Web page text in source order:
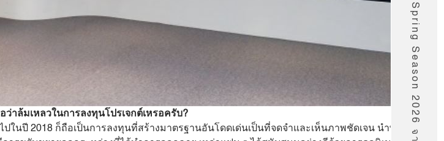
าล้มเหลวในการลงทุนโปรเจกต์เหรอครับ?
ในปี 2018 ก็ถือเป็นการลงทุนที่สร้างมาตรฐานอันโดดเด่นเป็นที่จดจำและเห็นภาพชัดเจน นำพาไปสู่